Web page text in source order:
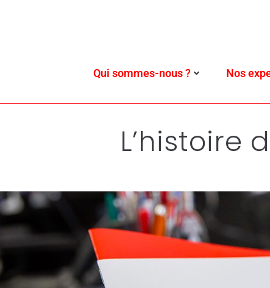
Qui sommes-nous ? Nos
L’histoire